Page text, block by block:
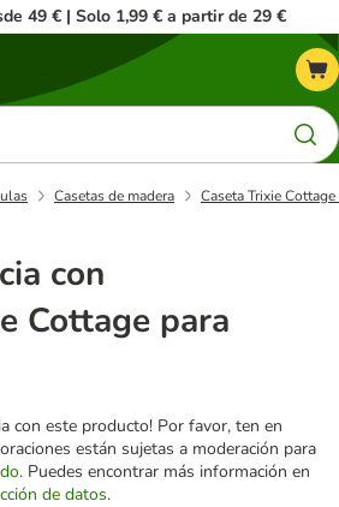
49 € | Solo 1,99 € a partir de 29 €
Casetas de madera Caseta Trixie
con
Cottage para
con este producto! Por favor, ten en
están sujetas a moderación para
. Puedes encontrar más información en
de datos.